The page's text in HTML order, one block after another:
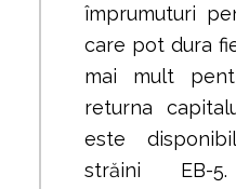
împrumuturi
care pot dura
mai mult
returna
este
străini EB-